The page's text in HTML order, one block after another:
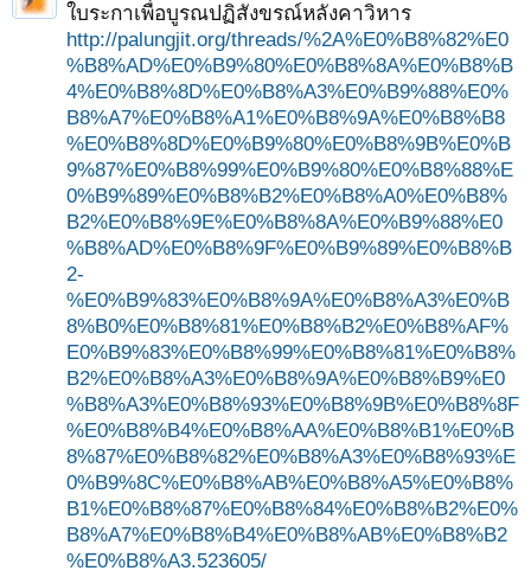
ใบระกาเพื่อบูรณปฏิสังขรณ์หลังคาวิหาร
http://palungjit.org/threads/%2A%E0%B8%82%E0
%B8%AD%E0%B9%80%E0%B8%8A%E0%B8%B
4%E0%B8%8D%E0%B8%A3%E0%B9%88%E0%
B8%A7%E0%B8%A1%E0%B8%9A%E0%B8%B8
%E0%B8%8D%E0%B9%80%E0%B8%9B%E0%B
9%87%E0%B8%99%E0%B9%80%E0%B8%88%E
0%B9%89%E0%B8%B2%E0%B8%A0%E0%B8%
B2%E0%B8%9E%E0%B8%8A%E0%B9%88%E0
%B8%AD%E0%B8%9F%E0%B9%89%E0%B8%B
2-
%E0%B9%83%E0%B8%9A%E0%B8%A3%E0%B
8%B0%E0%B8%81%E0%B8%B2%E0%B8%AF%
E0%B9%83%E0%B8%99%E0%B8%81%E0%B8%
B2%E0%B8%A3%E0%B8%9A%E0%B8%B9%E0
%B8%A3%E0%B8%93%E0%B8%9B%E0%B8%8F
%E0%B8%B4%E0%B8%AA%E0%B8%B1%E0%B
8%87%E0%B8%82%E0%B8%A3%E0%B8%93%E
0%B9%8C%E0%B8%AB%E0%B8%A5%E0%B8%
B1%E0%B8%87%E0%B8%84%E0%B8%B2%E0%
B8%A7%E0%B8%B4%E0%B8%AB%E0%B8%B2
%E0%B8%A3.523605/